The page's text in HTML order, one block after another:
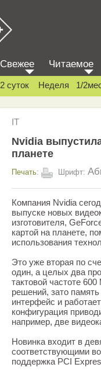
Свежее Читаемое
2 суток Неделя 1/
IT
Nvidia
планете
Печать: Шрифт:
Компания Nvidia
выпуске новых
изготовителя,
картой на планете,
использования
Это уже вторая по
один, а целых два
тактовой частоте
решений, зато
интерфейс и
конфигурация
например, две
Новинка входит в
соответствующими
поддержка PCI